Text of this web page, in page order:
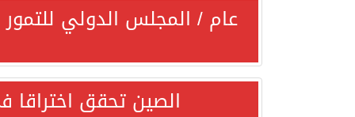
عام / المجلس الدولي للتمور
الصين تحقق اختراقا